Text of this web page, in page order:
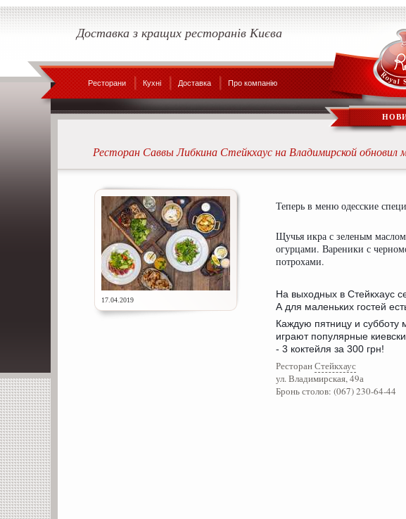
Доставка з кращих ресторанів Києва
Ресторани Кухні Доставка Про компанію
Ресторан Саввы Либкина Стейкхаус на Владимирской обновил
17.04.2019
Теперь в меню одесские
Щучья икра с зеленым
огурцами. Вареники с
потрохами. ⠀
На выходных в Стейкхаус
А для маленьких гостей
Каждую пятницу и субботу
играют популярные
- 3 коктейля за 300 грн!
РесторанСтейкхаус
ул. Владимирская, 49а
Бронь столов: (067) 230-64-44